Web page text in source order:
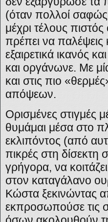
(όταν πολλοί σαφώς
μέχρι τέλους
πρέπει να
εξαιρετικά ικανός
και οργάνωνε. Με
και στις πιο
απόψεων.
Ορισμένες στιγμές
θυμάμαι μέσα στο
εκλιπόντος (από
πικρές στη δίσεκτη
γρήγορα, να
στον καταγάλανο
Κώστα ξεκινώντας
εκπροσωπούσε τις